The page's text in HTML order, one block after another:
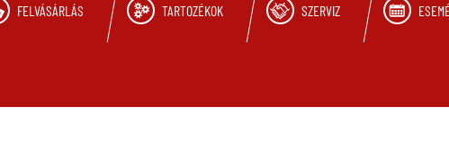
FELVÁSÁRLÁS TARTOZÉKOK SZERVIZ